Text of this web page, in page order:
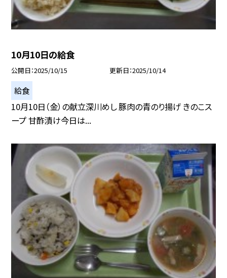
10月10日の給食
公開日 2025/10/15 更新日 2025/10/14
給食
10月10日（金）の献立深川めし 豚肉の青のり揚げ きのこス
ープ 甘酢漬け今日は...